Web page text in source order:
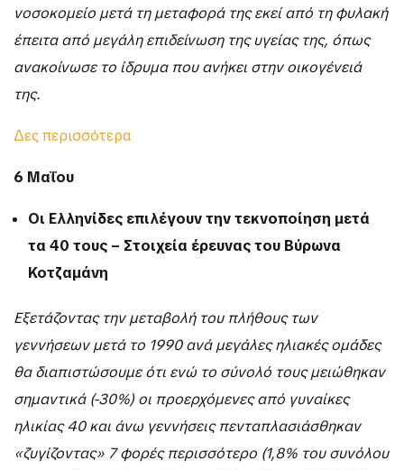
νοσοκομείο μετά τη μεταφορά της εκεί από τη φυλακή
έπειτα από μεγάλη επιδείνωση της υγείας της, όπως
ανακοίνωσε το ίδρυμα που ανήκει στην οικογένειά
της.
Δες περισσότερα
6 Μαΐου
Οι Ελληνίδες επιλέγουν την τεκνοποίηση μετά
τα 40 τους – Στοιχεία έρευνας του Βύρωνα
Κοτζαμάνη
Εξετάζοντας την μεταβολή του πλήθους των
γεννήσεων μετά το 1990 ανά μεγάλες ηλιακές ομάδες
θα διαπιστώσουμε ότι ενώ το σύνολό τους μειώθηκαν
σημαντικά (-30%) οι προερχόμενες από γυναίκες
ηλικίας 40 και άνω γεννήσεις πενταπλασιάσθηκαν
«ζυγίζοντας» 7 φορές περισσότερο (1,8% του συνόλου